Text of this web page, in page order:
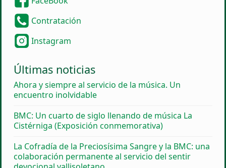
Contratación
Instagram
Últimas noticias
Ahora y siempre al servicio de la música. Un
encuentro inolvidable
BMC: Un cuarto de siglo llenando de música La
Cistérniga (Exposición conmemorativa)
La Cofradía de la Preciosísima Sangre y la BMC: una
colaboración permanente al servicio del sentir